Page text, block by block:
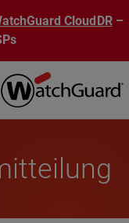
CloudDR–